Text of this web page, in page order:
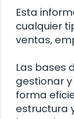
Esta
cualquier
ventas,
Las bases
gestionar
forma
estructura